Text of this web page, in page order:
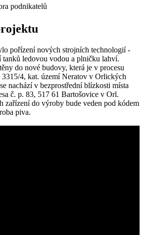
podnikatelů
pořízení nových strojních technologií -
tanků ledovou vodou a plničku lahví.
do nové budovy, která je v procesu
3315/4, kat. území Neratov v Orlických
nachází v bezprostřední blízkosti místa
č. p. 83, 517 61 Bartošovice v Orl.
zařízení do výroby bude veden pod kódem
piva.